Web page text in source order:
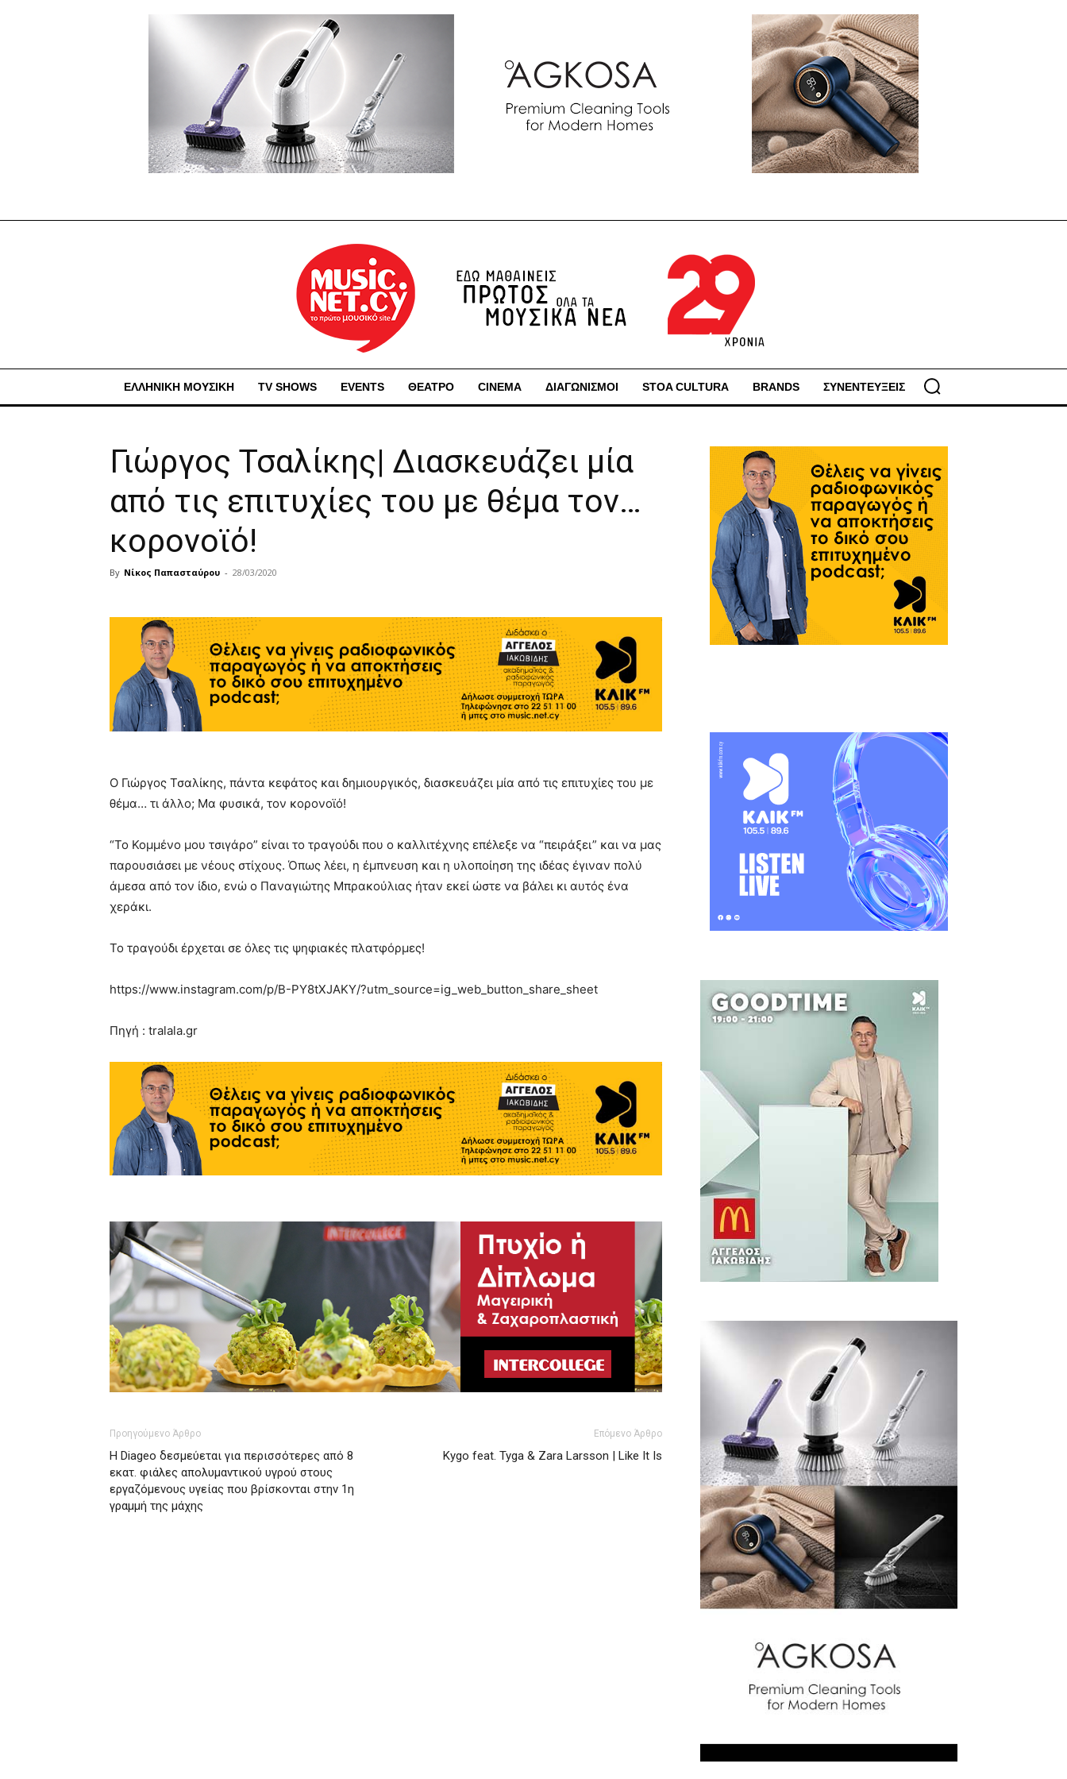
ΕΛΛΗΝΙΚΗ ΜΟΥΣΙΚΗ TV SHOWS EVENTS ΘΕΑΤΡΟ CINEMA ΔΙΑΓΩΝΙΣΜΟΙ STOA CULTURA BRANDS ΣΥΝΕΝΤΕΥΞΕΙΣ
Γιώργος Τσαλίκης| Διασκευάζει μία
από τις επιτυχίες του με θέμα τον…
κορονοϊό!
By Νίκος Παπασταύρου - 28/03/2020
Ο Γιώργος Τσαλίκης, πάντα κεφάτος και δημιουργικός, διασκευάζει μία από τις επιτυχίες του με
θέμα… τι άλλο; Μα φυσικά, τον κορονοϊό!
“Το Κομμένο μου τσιγάρο” είναι το τραγούδι που ο καλλιτέχνης επέλεξε να “πειράξει” και να μας
παρουσιάσει με νέους στίχους. Όπως λέει, η έμπνευση και η υλοποίηση της ιδέας έγιναν πολύ
άμεσα από τον ίδιο, ενώ ο Παναγιώτης Μπρακούλιας ήταν εκεί ώστε να βάλει κι αυτός ένα
χεράκι.
Το τραγούδι έρχεται σε όλες τις ψηφιακές πλατφόρμες!
https://www.instagram.com/p/B-PY8tXJAKY/?utm_source=ig_web_button_share_sheet
Πηγή : tralala.gr
Προηγούμενο Άρθρο
Η Diageo δεσμεύεται για περισσότερες από 8
εκατ. φιάλες απολυμαντικού υγρού στους
εργαζόμενους υγείας που βρίσκονται στην 1η
γραμμή της μάχης
Επόμενο Άρθρο
Kygo feat. Tyga & Zara Larsson | Like It Is